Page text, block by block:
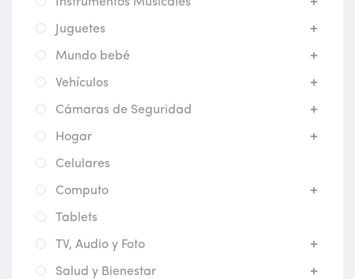
Juguetes
Mundo bebé
Vehículos
Cámaras de Seguridad
Hogar
Celulares
Computo
Tablets
TV, Audio y Foto
Salud y Bienestar